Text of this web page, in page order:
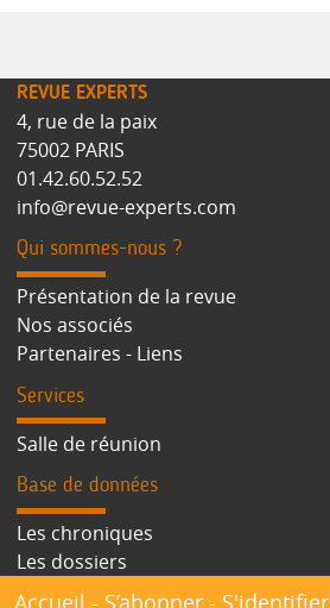
REVUE EXPERTS
4, rue de la paix
75002 PARIS
01.42.60.52.52
info@revue-experts.com
Qui sommes-nous ?
Présentation de la revue
Nos associés
Partenaires - Liens
Services
Salle de réunion
Base de données
Les chroniques
Les dossiers